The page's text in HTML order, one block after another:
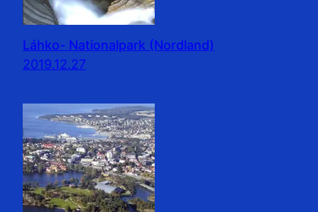
Láhko- Nationalpark (Nordland)
2019.12.27